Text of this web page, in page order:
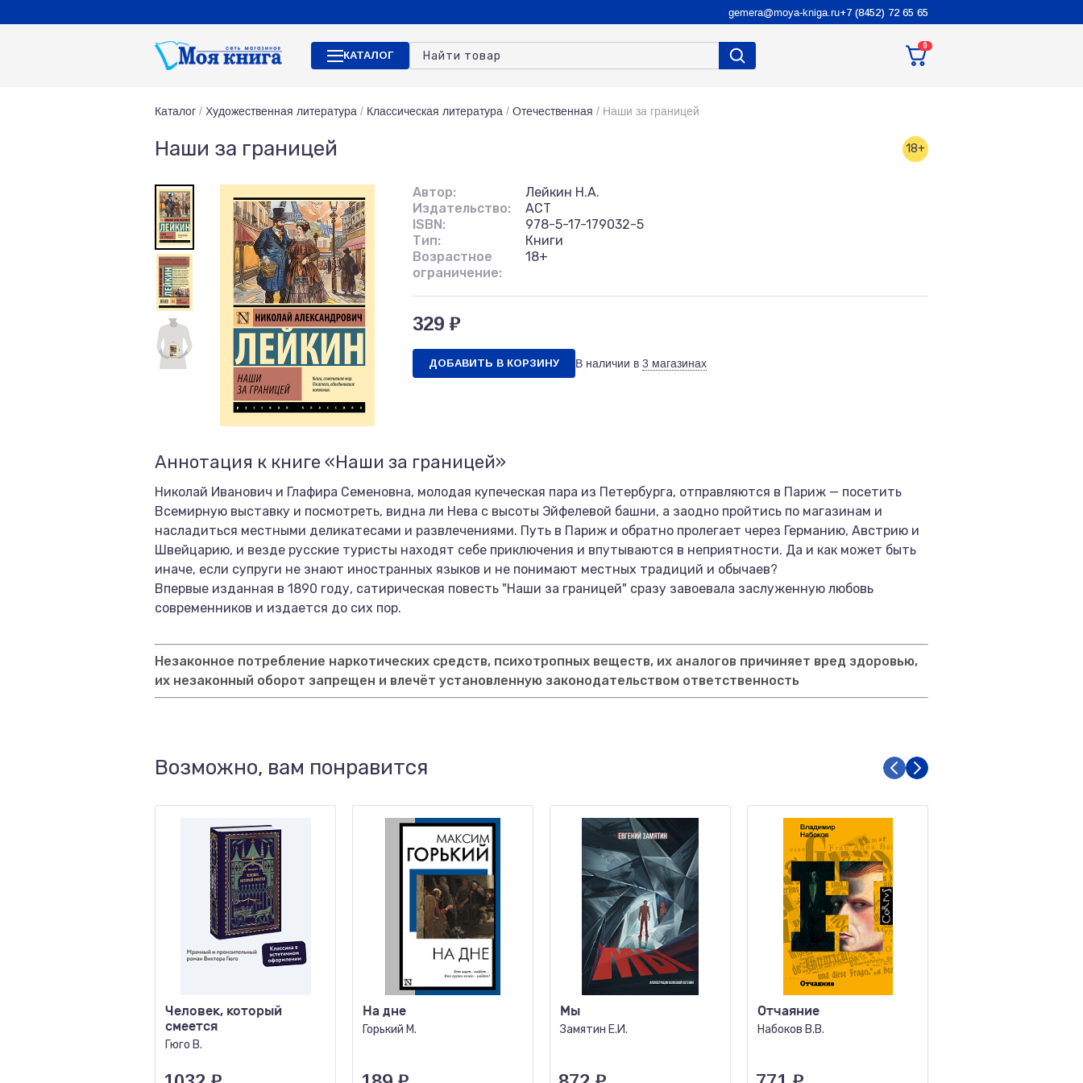
gemera@moya-kniga.ru+7 (8452) 72 65 65
КАТАЛОГ
0
Каталог / Художественная литература / Классическая литература / Отечественная / Наши за границей
Наши за границей 18+
Автор:
Лейкин Н.А.
Издательство:
АСТ
ISBN:
978-5-17-179032-5
Тип:
Книги
Возрастное
ограничение:
18+
329 ₽
ДОБАВИТЬ В КОРЗИНУ В наличии в 3 магазинах
Аннотация к книге «Наши за границей»
Николай Иванович и Глафира Семеновна, молодая купеческая пара из Петербурга, отправляются в Париж — посетить
Всемирную выставку и посмотреть, видна ли Нева с высоты Эйфелевой башни, а заодно пройтись по магазинам и
насладиться местными деликатесами и развлечениями. Путь в Париж и обратно пролегает через Германию, Австрию и
Швейцарию, и везде русские туристы находят себе приключения и впутываются в неприятности. Да и как может быть
иначе, если супруги не знают иностранных языков и не понимают местных традиций и обычаев?
Впервые изданная в 1890 году, сатирическая повесть "Наши за границей" сразу завоевала заслуженную любовь
современников и издается до сих пор.
Незаконное потребление наркотических средств, психотропных веществ, их аналогов причиняет вред здоровью,
их незаконный оборот запрещен и влечёт установленную законодательством ответственность
Возможно, вам понравится
Человек, который
смеется
Гюго В.
На дне
Горький М.
Мы
Замятин Е.И.
Отчаяние
Набоков В.В.